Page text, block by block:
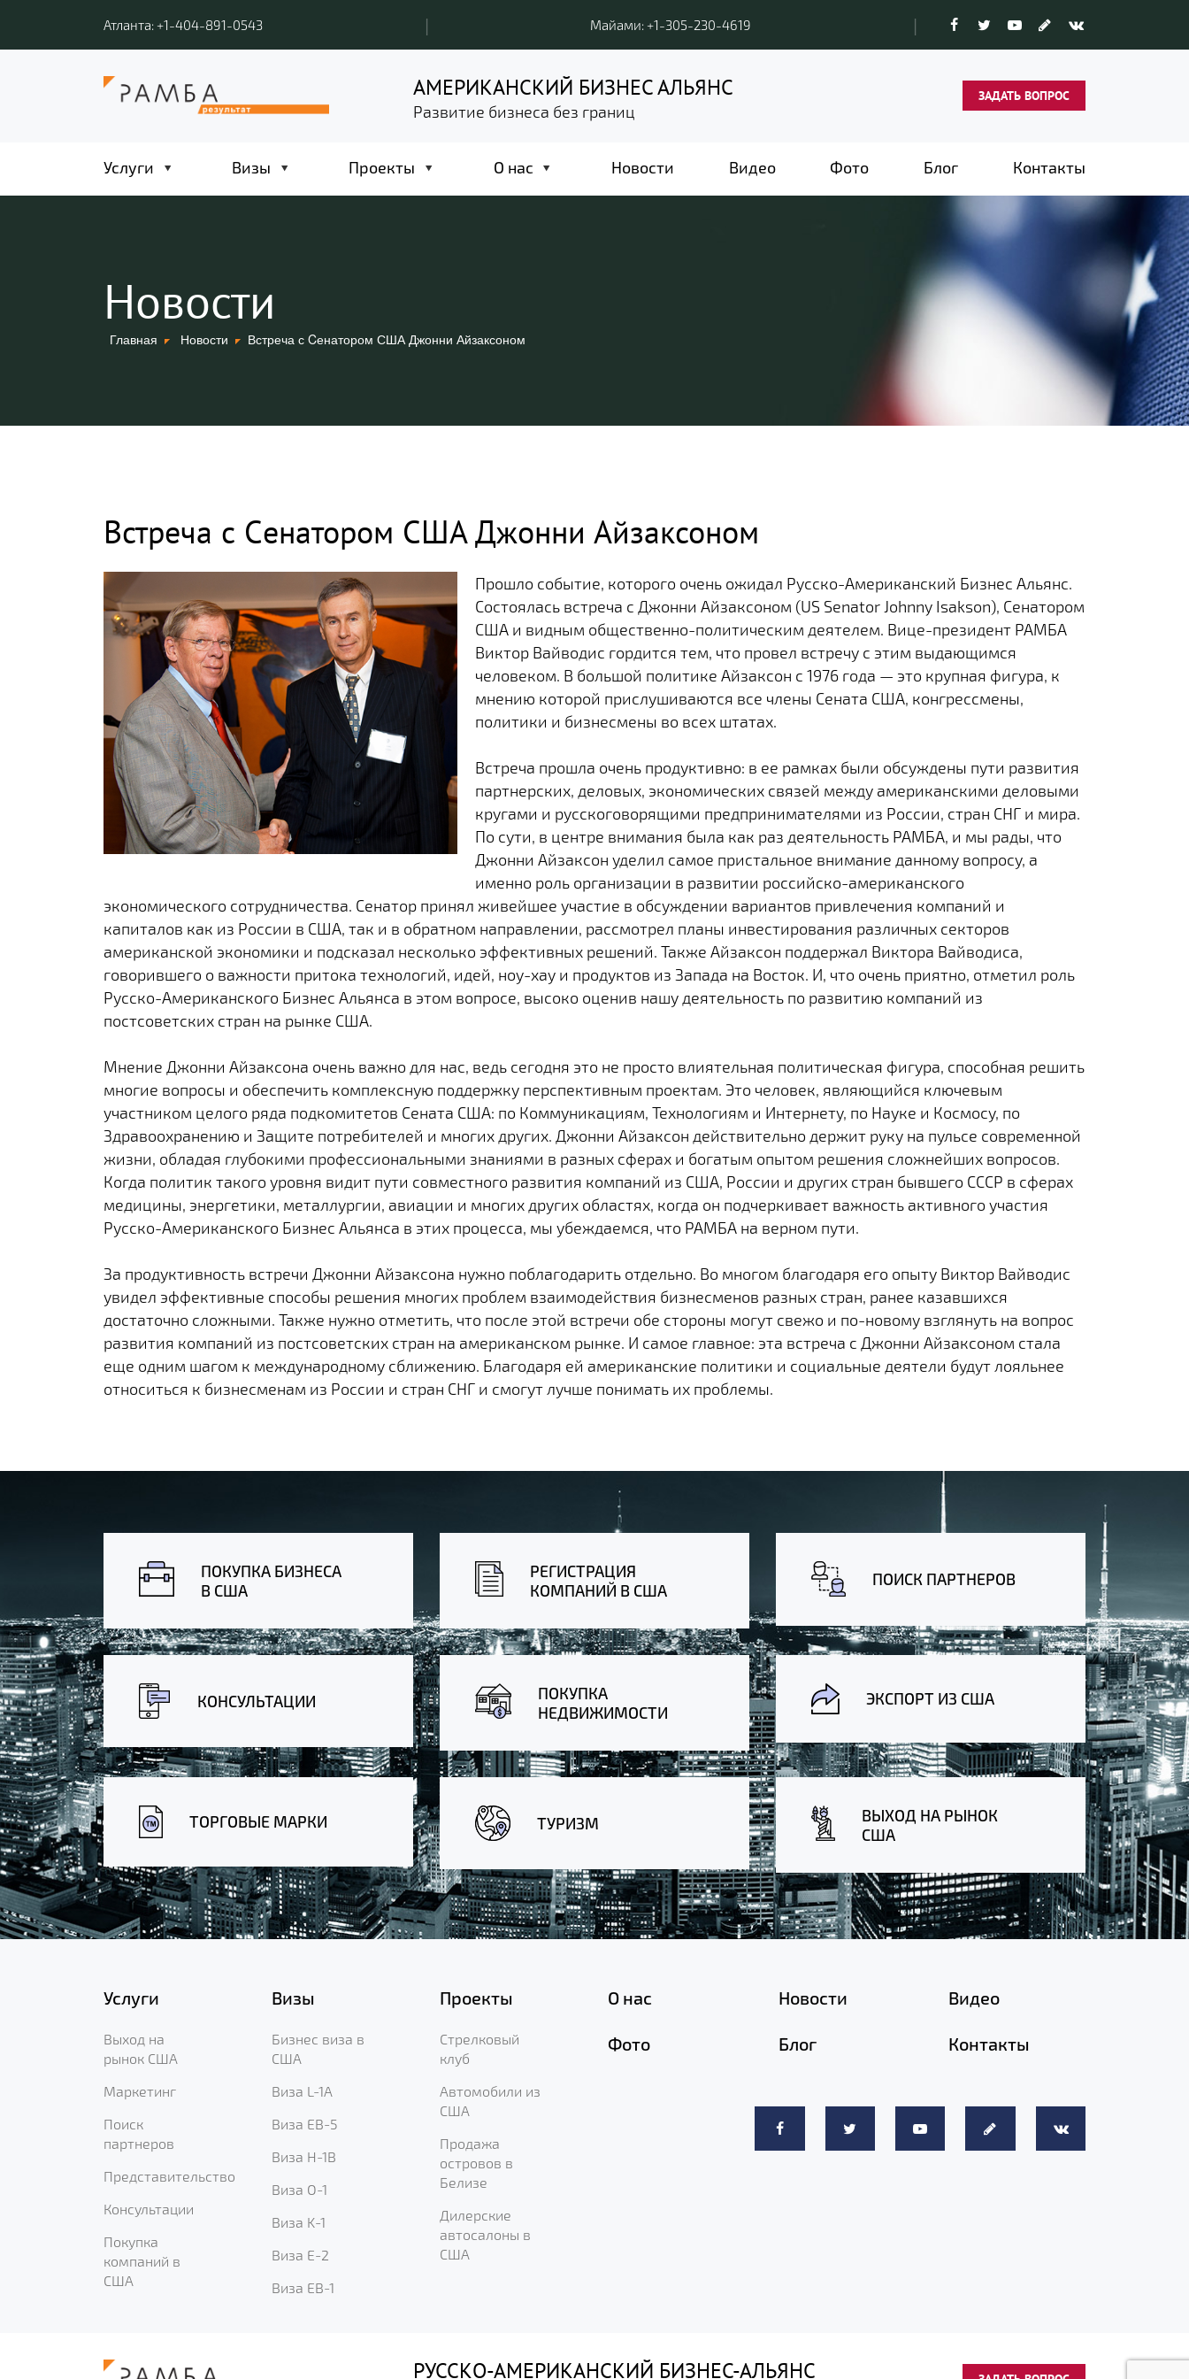
Атланта: +1-404-891-0543 | Майами: +1-305-230-4619 |
АМЕРИКАНСКИЙ БИЗНЕС АЛЬЯНС
Развитие бизнеса без границ
ЗАДАТЬ ВОПРОС
Услуги Визы Проекты О нас Новости Видео Фото Блог Контакты
Новости
Главная Новости Встреча с Cенатором США Джонни Айзаксоном
Встреча с Cенатором США Джонни Айзаксоном
Прошло событие, которого очень ожидал Русско-Американский Бизнес Альянс.
Состоялась встреча с Джонни Айзаксоном (US Senator Johnny Isakson), Cенатором
США и видным общественно-политическим деятелем. Вице-президент РАМБА
Виктор Вайводис гордится тем, что провел встречу с этим выдающимся
человеком. В большой политике Айзаксон с 1976 года — это крупная фигура, к
мнению которой прислушиваются все члены Сената США, конгрессмены,
политики и бизнесмены во всех штатах.
Встреча прошла очень продуктивно: в ее рамках были обсуждены пути развития
партнерских, деловых, экономических связей между американскими деловыми
кругами и русскоговорящими предпринимателями из России, стран СНГ и мира.
По сути, в центре внимания была как раз деятельность РАМБА, и мы рады, что
Джонни Айзаксон уделил самое пристальное внимание данному вопросу, а
именно роль организации в развитии российско-американского
экономического сотрудничества. Сенатор принял живейшее участие в обсуждении вариантов привлечения компаний и
капиталов как из России в США, так и в обратном направлении, рассмотрел планы инвестирования различных секторов
американской экономики и подсказал несколько эффективных решений. Также Айзаксон поддержал Виктора Вайводиса,
говорившего о важности притока технологий, идей, ноу-хау и продуктов из Запада на Восток. И, что очень приятно, отметил роль
Русско-Американского Бизнес Альянса в этом вопросе, высоко оценив нашу деятельность по развитию компаний из
постсоветских стран на рынке США.
Мнение Джонни Айзаксона очень важно для нас, ведь сегодня это не просто влиятельная политическая фигура, способная решить
многие вопросы и обеспечить комплексную поддержку перспективным проектам. Это человек, являющийся ключевым
участником целого ряда подкомитетов Сената США: по Коммуникациям, Технологиям и Интернету, по Науке и Космосу, по
Здравоохранению и Защите потребителей и многих других. Джонни Айзаксон действительно держит руку на пульсе современной
жизни, обладая глубокими профессиональными знаниями в разных сферах и богатым опытом решения сложнейших вопросов.
Когда политик такого уровня видит пути совместного развития компаний из США, России и других стран бывшего СССР в сферах
медицины, энергетики, металлургии, авиации и многих других областях, когда он подчеркивает важность активного участия
Русско-Американского Бизнес Альянса в этих процесса, мы убеждаемся, что РАМБА на верном пути.
За продуктивность встречи Джонни Айзаксона нужно поблагодарить отдельно. Во многом благодаря его опыту Виктор Вайводис
увидел эффективные способы решения многих проблем взаимодействия бизнесменов разных стран, ранее казавшихся
достаточно сложными. Также нужно отметить, что после этой встречи обе стороны могут свежо и по-новому взглянуть на вопрос
развития компаний из постсоветских стран на американском рынке. И самое главное: эта встреча с Джонни Айзаксоном стала
еще одним шагом к международному сближению. Благодаря ей американские политики и социальные деятели будут лояльнее
относиться к бизнесменам из России и стран СНГ и смогут лучше понимать их проблемы.
ПОКУПКА БИЗНЕСА
В США
РЕГИСТРАЦИЯ
КОМПАНИЙ В США
ПОИСК ПАРТНЕРОВ
КОНСУЛЬТАЦИИ
ПОКУПКА
НЕДВИЖИМОСТИ
ЭКСПОРТ ИЗ США
ТОРГОВЫЕ МАРКИ ТУРИЗМ
ВЫХОД НА РЫНОК
США
Услуги
Выход на
рынок США
Маркетинг
Поиск
партнеров
Представительство
Консультации
Покупка
компаний в
США
Визы
Бизнес виза в
США
Виза L-1A
Виза EB-5
Виза H-1B
Виза O-1
Виза K-1
Виза E-2
Виза EB-1
Проекты
Стрелковый
клуб
Автомобили из
США
Продажа
островов в
Белизе
Дилерские
автосалоны в
США
О нас Новости Видео
Фото Блог Контакты
РУССКО-АМЕРИКАНСКИЙ БИЗНЕС-АЛЬЯНС